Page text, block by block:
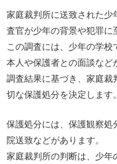
家庭裁判所に送致された
査官が少年の背景や犯罪に
この調査には、少年の学
本人や保護者との面談など
調査結果に基づき、家庭
切な保護処分を決定します。
保護処分には、保護観察
院送致などがあります。
家庭裁判所の判断は、少